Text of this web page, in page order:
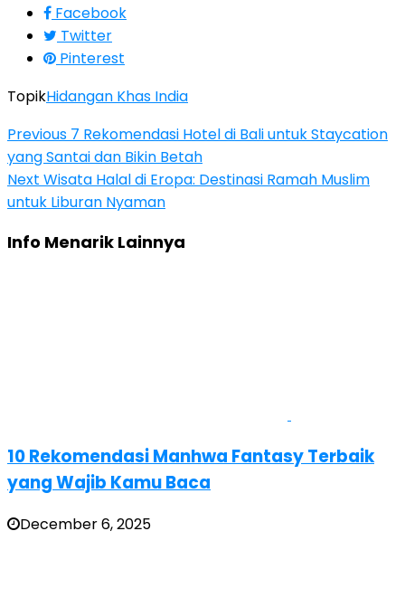
Facebook
Twitter
Pinterest
TopikHidangan Khas India
Previous 7 Rekomendasi Hotel di Bali untuk Staycation
yang Santai dan Bikin Betah
Next Wisata Halal di Eropa: Destinasi Ramah Muslim
untuk Liburan Nyaman
Info Menarik Lainnya
10 Rekomendasi Manhwa Fantasy Terbaik
yang Wajib Kamu Baca
December 6, 2025